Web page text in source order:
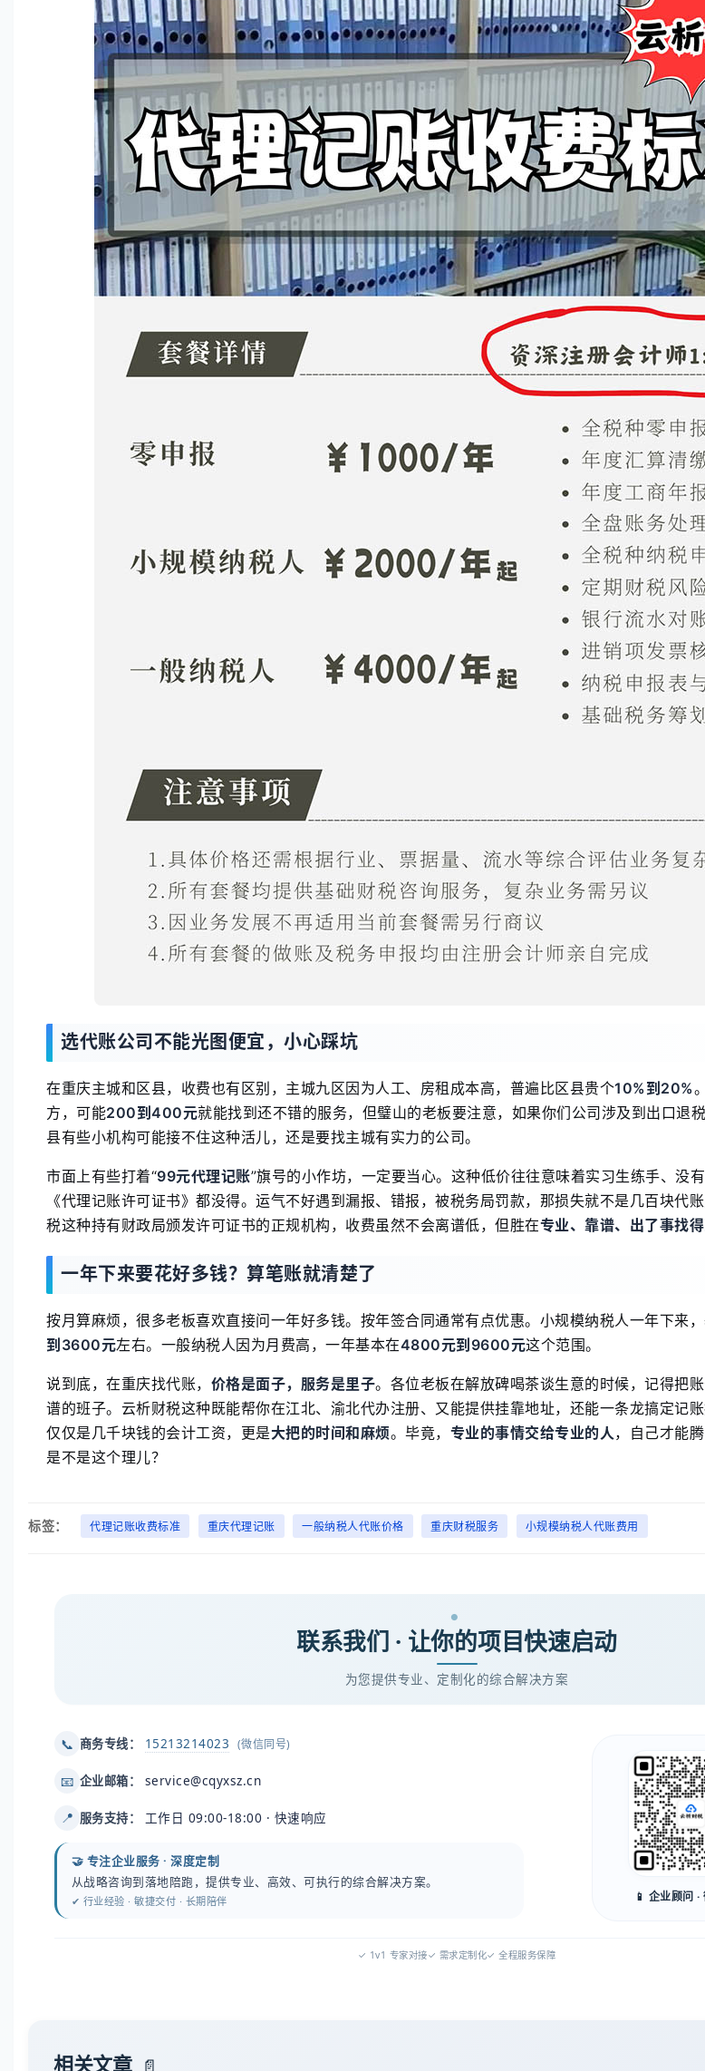
选代账公司不能光图便宜，小心踩坑
在重庆主城和区县，收费也有区别，主城九区因为人工、房租成本高，普遍比区县贵个10%到20%
方，可能200到400元就能找到还不错的服务，但璧山的老板要注意，如果你们公司涉及到出口退
县有些小机构可能接不住这种活儿，还是要找主城有实力的公司。
市面上有些打着“99元代理记账”旗号的小作坊，一定要当心。这种低价往往意味着实习生练手、没
《代理记账许可证书》都没得。运气不好遇到漏报、错报，被税务局罚款，那损失就不是几百块代
税这种持有财政局颁发许可证书的正规机构，收费虽然不会离谱低，但胜在专业、靠谱、出了事找
一年下来要花好多钱？算笔账就清楚了
按月算麻烦，很多老板喜欢直接问一年好多钱。按年签合同通常有点优惠。小规模纳税人一年下来
到3600元左右。一般纳税人因为月费高，一年基本在4800元到9600元这个范围。
说到底，在重庆找代账， 价格是面子，服务是里子。各位老板在解放碑喝茶谈生意的时候，记得把
谱的班子。云析财税这种既能帮你在江北、渝北代办注册、又能提供挂靠地址，还能一条龙搞定记
仅仅是几千块钱的会计工资，更是大把的时间和麻烦。毕竟， 专业的事情交给专业的人 ，自己才能
是不是这个理儿？
标签： 代理记账收费标准 重庆代理记账 一般纳税人代账价格 重庆财税服务 小规模纳税人代账费用
联系我们 · 让你的项目快速启动
为您提供专业、定制化的综合解决方案
📞 商务专线： 15213214023 (微信同号)
📧 企业邮箱： service@cqyxsz.cn
📍 服务支持： 工作日 09:00-18:00 · 快速响应
🤝 专注企业服务 · 深度定制
从战略咨询到落地陪跑，提供专业、高效、可执行的综合解决方案。
✔ 行业经验 · 敏捷交付 · 长期陪伴 📱 企业顾问
✓ 1v1 专家对接✓ 需求定制化✓ 全程服务保障
相关文章